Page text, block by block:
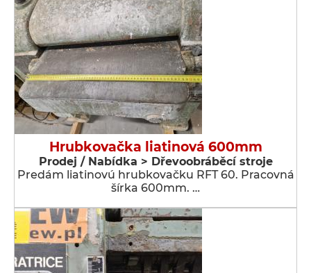
Hrubkovačka liatinová 600mm
Prodej / Nabídka > Dřevoobráběcí stroje
Predám liatinovú hrubkovačku RFT 60. Pracovná
šírka 600mm. …